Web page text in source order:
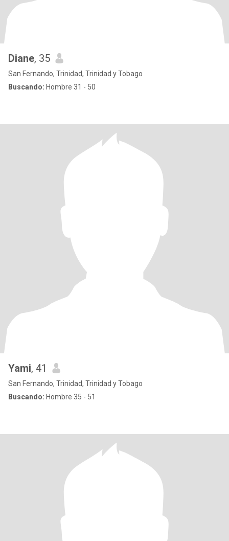
Diane, 35
San Fernando, Trinidad, Trinidad y Tobago
Buscando: Hombre 31 - 50
Yami, 41
San Fernando, Trinidad, Trinidad y Tobago
Buscando: Hombre 35 - 51